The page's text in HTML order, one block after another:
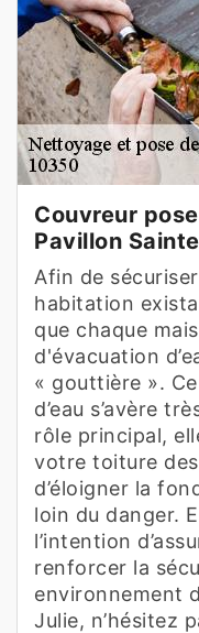
Couvreur
Pavillon
Afin de
habitation
que chaque
d'évacuation
« gouttière ».
d’eau s’avère
rôle principal,
votre toiture
d’éloigner la
loin du danger.
l’intention
renforcer la
environnement
Julie, n’hésitez